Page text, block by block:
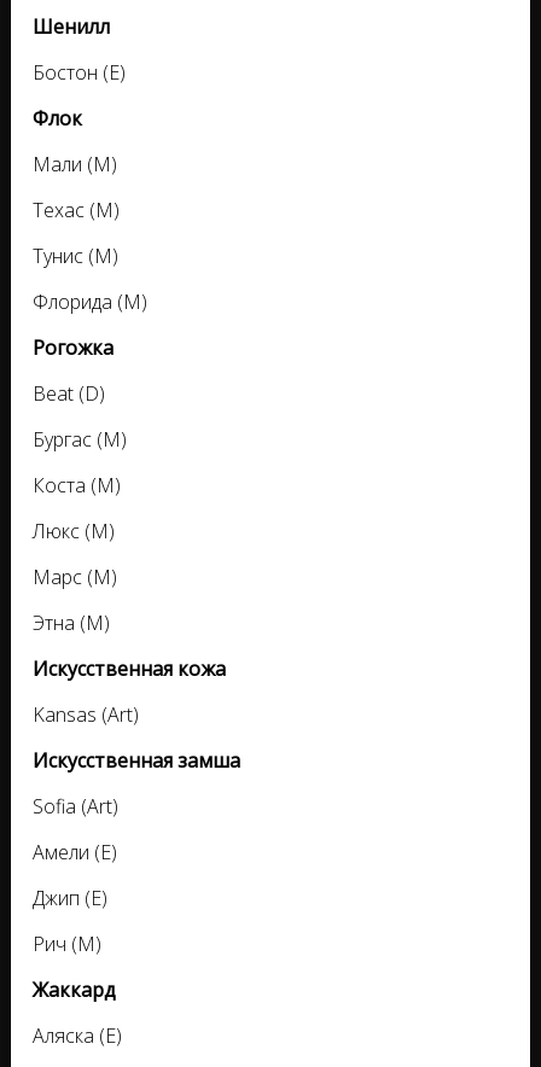
Шенилл
Бостон (Е)
Флок
Мали (М)
Техас (М)
Тунис (М)
Флорида (М)
Рогожка
Beat (D)
Бургас (M)
Коста (M)
Люкс (M)
Марс (M)
Этна (М)
Искусственная кожа
Kansas (Аrt)
Искусственная замша
Sofia (Аrt)
Амели (Е)
Джип (Е)
Рич (М)
Жаккард
Аляска (Е)